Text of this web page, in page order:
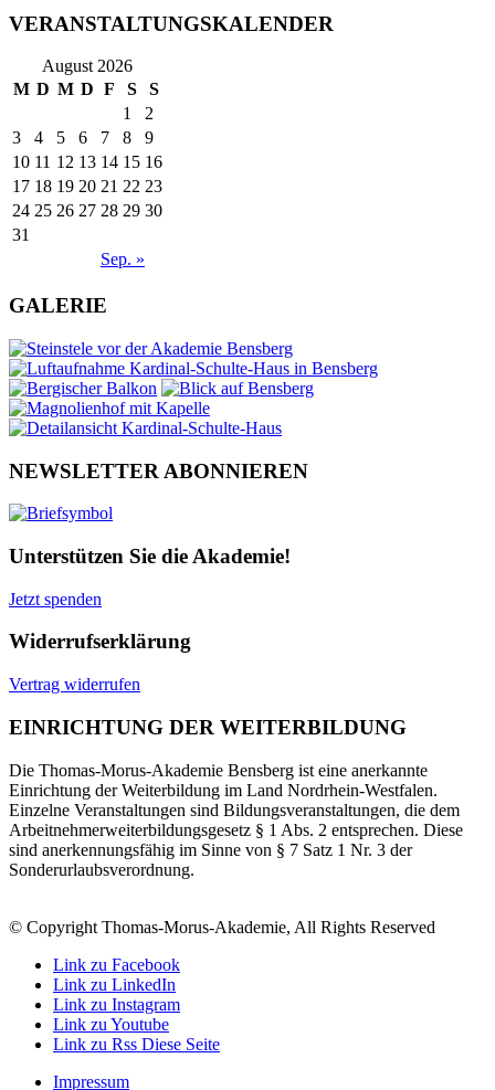
VERANSTALTUNGSKALENDER
August 2026
M D M D F S S
Sep. »
1
2
3
4 5 6 7 8
9
10 11 12 13 14 15 16
17 18 19 20 21 22 23
24 25 26 27 28 29 30
31
GALERIE
NEWSLETTER ABONNIEREN
Unterstützen Sie die Akademie!
Jetzt spenden
Widerrufserklärung
Vertrag widerrufen
EINRICHTUNG DER WEITERBILDUNG
Die Thomas-Morus-Akademie Bensberg ist eine anerkannte
Einrichtung der Weiterbildung im Land Nordrhein-Westfalen.
Einzelne Veranstaltungen sind Bildungsveranstaltungen, die dem
Arbeitnehmerweiterbildungsgesetz § 1 Abs. 2 entsprechen. Diese
sind anerkennungsfähig im Sinne von § 7 Satz 1 Nr. 3 der
Sonderurlaubsverordnung.
© Copyright Thomas-Morus-Akademie, All Rights Reserved
Link zu Facebook
Link zu LinkedIn
Link zu Instagram
Link zu Youtube
Link zu Rss Diese Seite
Impressum